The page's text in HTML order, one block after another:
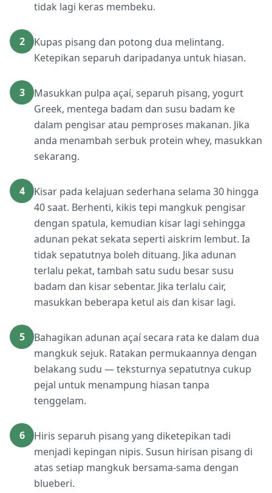
tidak lagi keras membeku.
2
Kupas pisang dan potong dua melintang.
Ketepikan separuh daripadanya untuk hiasan.
3
Masukkan pulpa açaí, separuh pisang, yogurt
Greek, mentega badam dan susu badam ke
dalam pengisar atau pemproses makanan. Jika
anda menambah serbuk protein whey, masukkan
sekarang.
4
Kisar pada kelajuan sederhana selama 30 hingga
40 saat. Berhenti, kikis tepi mangkuk pengisar
dengan spatula, kemudian kisar lagi sehingga
adunan pekat sekata seperti aiskrim lembut. Ia
tidak sepatutnya boleh dituang. Jika adunan
terlalu pekat, tambah satu sudu besar susu
badam dan kisar sebentar. Jika terlalu cair,
masukkan beberapa ketul ais dan kisar lagi.
5
Bahagikan adunan açaí secara rata ke dalam dua
mangkuk sejuk. Ratakan permukaannya dengan
belakang sudu — teksturnya sepatutnya cukup
pejal untuk menampung hiasan tanpa
tenggelam.
6
Hiris separuh pisang yang diketepikan tadi
menjadi kepingan nipis. Susun hirisan pisang di
atas setiap mangkuk bersama-sama dengan
blueberi.